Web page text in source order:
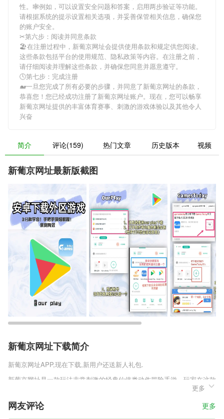
性。🕸例如，可以设置安全问题和答案，启用两步验证等功能。
请根据系统的提示设置相关选项，并妥善保管相关信息，确保您
的账户安全。
✂第六步：阅读并同意条款
🏖在注册过程中， 新葡京网址会提供使用条款和规定供您阅读。
这些条款包括平台的使用规范、隐私政策等内容。在注册之前，
请仔细阅读并理解这些条款，并确保您同意并愿意遵守。
🕓第七步：完成注册
🐋一旦您完成了所有必要的步骤，并同意了新葡京网址的条款，
恭喜您！您已经成功注册了新葡京网址账户。现在，您可以畅享
新葡京网址提供的丰富体育赛事、刺激的游戏体验以及其他令人
兴奋
简介 评论(159) 热门文章 历史版本 视频
新葡京网址最新版截图
新葡京网址下载简介
新葡京网址APP,现在下载,新用户还送新人礼包.
新葡京网址是一款玩法非常刺激的经典仙侠类动作冒险手游，玩家在这款
游戏中是可以强化装备的，而且玩家强化装备是不需要消耗金币的，有些
仙侠游戏强化装备就需要材料和金币，我们这款游戏就只需要材料，金币
是可以用到其他的地方。
更多
网友评论 更多